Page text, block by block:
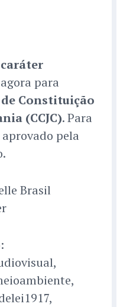
caráter
para
Constituição
(CCJC). Para
pela
Brasil